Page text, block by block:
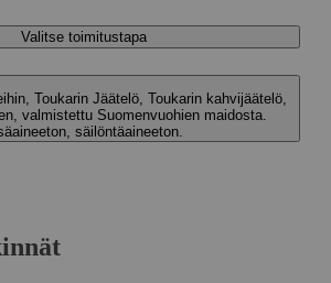
Valitse toimitustapa
Toukarin Jäätelö, Toukarin kahvijäätelö,
valmistettu Suomenvuohien maidosta.
säilöntäaineeton.